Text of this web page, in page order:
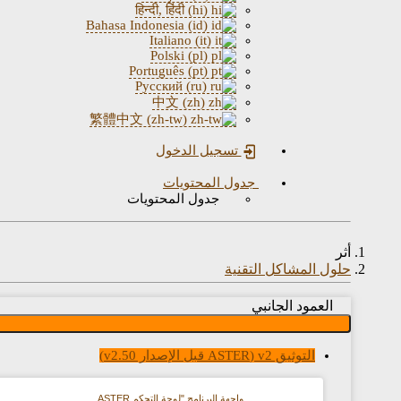
تسجيل الدخول
جدول المحتويات
جدول المحتويات
أثر
حلول المشاكل التقنية
العمود الجانبي
التوثيق v2 (ASTER قبل الإصدار v2.50)
واجهة البرنامج "لوحة التحكم ASTER